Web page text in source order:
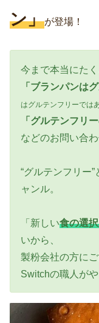
ン」が登場！
今まで本当にた
「ブランパンは
はグルテンフリーでは
「グルテンフリ
などのお問い合
“グルテンフリー
ャンル。
「新しい食の選
いから、
製粉会社の方に
Switchの職人が